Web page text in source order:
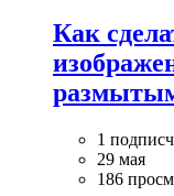
Как
1
29 мая
186